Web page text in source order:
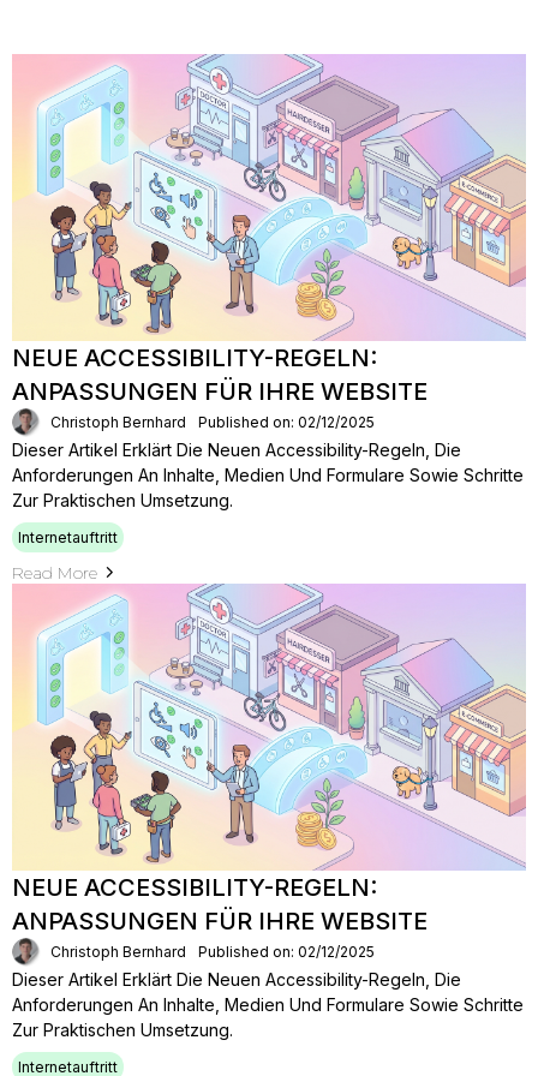
NEUE ACCESSIBILITY-REGELN:
ANPASSUNGEN FÜR IHRE WEBSITE
Christoph Bernhard Published on: 02/12/2025
Dieser Artikel Erklärt Die Neuen Accessibility-Regeln, Die
Anforderungen An Inhalte, Medien Und Formulare Sowie Schritte
Zur Praktischen Umsetzung.
Internetauftritt
Read More
NEUE ACCESSIBILITY-REGELN:
ANPASSUNGEN FÜR IHRE WEBSITE
Christoph Bernhard Published on: 02/12/2025
Dieser Artikel Erklärt Die Neuen Accessibility-Regeln, Die
Anforderungen An Inhalte, Medien Und Formulare Sowie Schritte
Zur Praktischen Umsetzung.
Internetauftritt